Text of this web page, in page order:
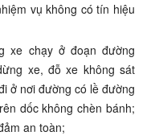
vụ không có tín hiệu
xe chạy ở đoạn đường
xe, đỗ xe không sát
ở nơi đường có lề đường
dốc không chèn bánh;
an toàn;